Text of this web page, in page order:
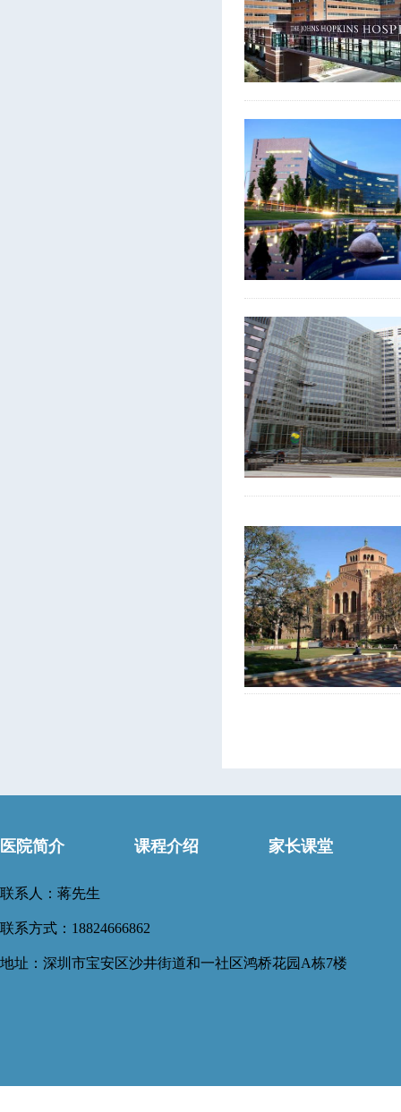
医院简介 课程介绍 家长课堂
联系人：蒋先生
联系方式：18824666862
地址：深圳市宝安区沙井街道和一社区鸿桥花园A栋7楼